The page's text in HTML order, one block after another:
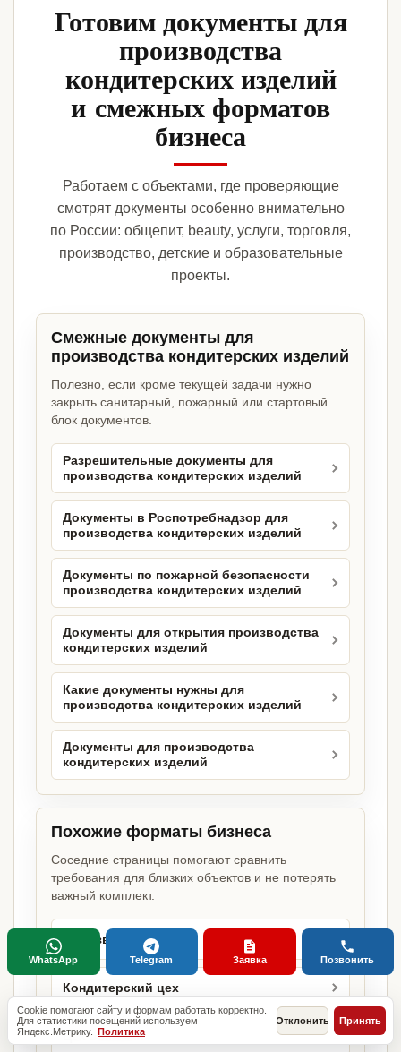
Готовим документы для
производства
кондитерских изделий
и смежных форматов
бизнеса
Работаем с объектами, где проверяющие
смотрят документы особенно внимательно
по России: общепит, beauty, услуги, торговля,
производство, детские и образовательные
проекты.
Смежные документы для
производства кондитерских изделий
Полезно, если кроме текущей задачи нужно
закрыть санитарный, пожарный или стартовый
блок документов.
Разрешительные документы для
производства кондитерских изделий
Документы в Роспотребнадзор для
производства кондитерских изделий
Документы по пожарной безопасности
производства кондитерских изделий
Документы для открытия производства
кондитерских изделий
Какие документы нужны для
производства кондитерских изделий
Документы для производства
кондитерских изделий
Похожие форматы бизнеса
Соседние страницы помогают сравнить
требования для близких объектов и не потерять
важный комплект.
Производство
Кондитерский цех
Цех выпечки
Cookie помогают сайту и формам работать корректно.
Для статистики посещений используем
Яндекс.Метрику. Политика
Отклонить Принять
WhatsApp Telegram Заявка Позвонить